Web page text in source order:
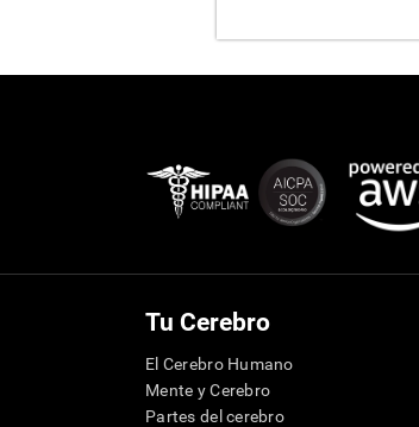
Tu Cerebro
El Cerebro Humano
Mente y Cerebro
Partes del cerebro